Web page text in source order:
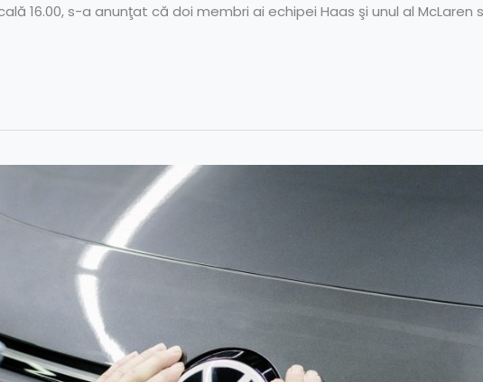
16.00, s-a anunţat că doi membri ai echipei Haas şi unul al